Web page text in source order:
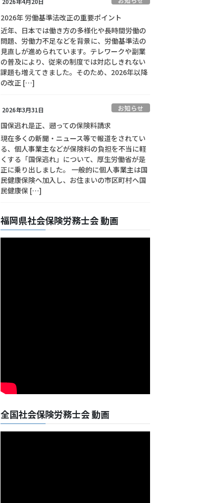
2026年 労働基準法改正の重要ポイント
近年、日本では働き方の多様化や長時間労働の
問題、労働力不足などを背景に、労働基準法の
見直しが進められています。テレワークや副業
の普及により、従来の制度では対応しきれない
課題も増えてきました。そのため、2026年以降
の改正 […]
2026年3月31日 お知らせ
国保逃れ是正、遡っての保険料請求
現在多くの新聞・ニュース等で報道をされてい
る、個人事業主などが保険料の負担を不当に軽
くする「国保逃れ」について、厚生労働省が是
正に乗り出しました。 一般的に個人事業主は国
民健康保険へ加入し、お住まいの市区町村へ国
民健康保 […]
福岡県社会保険労務士会 動画
全国社会保険労務士会 動画